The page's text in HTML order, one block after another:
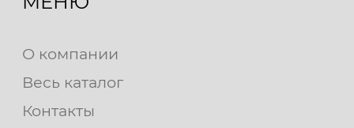
О компании
Весь каталог
Контакты